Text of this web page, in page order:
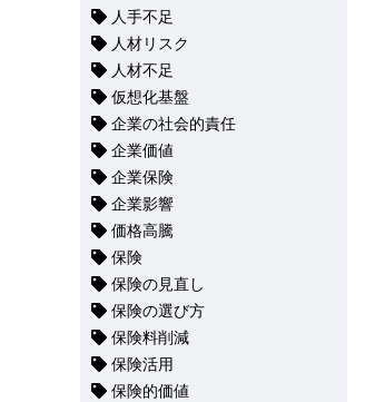
人手不足
人材リスク
人材不足
仮想化基盤
企業の社会的責任
企業価値
企業保険
企業影響
価格高騰
保険
保険の見直し
保険の選び方
保険料削減
保険活用
保険的価値